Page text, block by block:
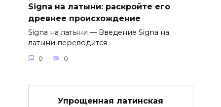
Signa на латыни: раскройте его
древнее происхождение
Signa на латыни — Введение Signa на
латыни переводится
0 0
Упрощенная латинская